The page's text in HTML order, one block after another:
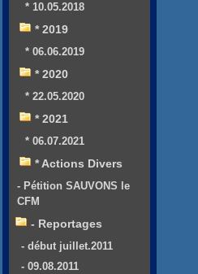
* 10.05.2018
* 2019
* 06.06.2019
* 2020
* 22.05.2020
* 2021
* 06.07.2021
* Actions Divers
- Pétition SAUVONS le
CFM
- Reportages
- début juillet.2011
- 09.08.2011